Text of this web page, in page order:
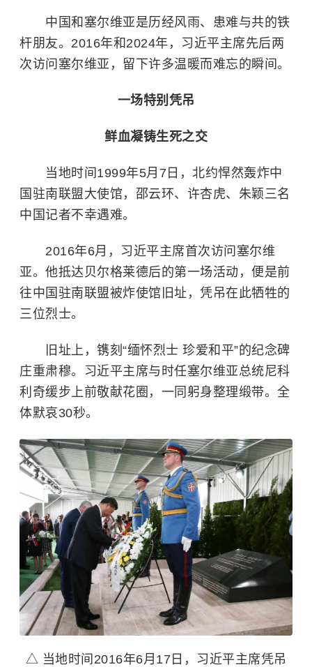
中国和塞尔维亚是历经风雨、患难与共的铁
杆朋友。2016年和2024年，习近平主席先后两
次访问塞尔维亚，留下许多温暖而难忘的瞬间。
一场特别凭吊
鲜血凝铸生死之交
当地时间1999年5月7日，北约悍然轰炸中
国驻南联盟大使馆，邵云环、许杏虎、朱颖三名
中国记者不幸遇难。
2016年6月，习近平主席首次访问塞尔维
亚。他抵达贝尔格莱德后的第一场活动，便是前
往中国驻南联盟被炸使馆旧址，凭吊在此牺牲的
三位烈士。
旧址上，镌刻“缅怀烈士 珍爱和平”的纪念碑
庄重肃穆。习近平主席与时任塞尔维亚总统尼科
利奇缓步上前敬献花圈，一同躬身整理缎带。全
体默哀30秒。
△ 当地时间2016年6月17日，习近平主席凭吊